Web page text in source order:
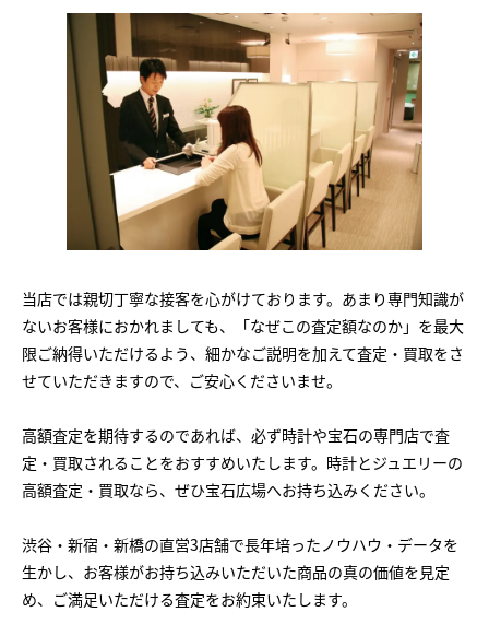
当店では親切丁寧な接客を心がけております。あまり専門知識が
ないお客様におかれましても、「なぜこの査定額なのか」を最大
限ご納得いただけるよう、細かなご説明を加えて査定・買取をさ
せていただきますので、ご安心くださいませ。
高額査定を期待するのであれば、必ず時計や宝石の専門店で査
定・買取されることをおすすめいたします。時計とジュエリーの
高額査定・買取なら、ぜひ宝石広場へお持ち込みください。
渋谷・新宿・新橋の直営3店舗で長年培ったノウハウ・データを
生かし、お客様がお持ち込みいただいた商品の真の価値を見定
め、ご満足いただける査定をお約束いたします。